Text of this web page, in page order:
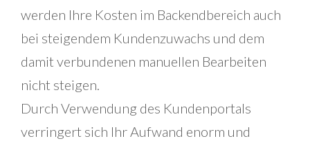
werden Ihre Kosten im Backendbereich auch
bei steigendem Kundenzuwachs und dem
damit verbundenen manuellen Bearbeiten
nicht steigen.
Durch Verwendung des Kundenportals
verringert sich Ihr Aufwand enorm und